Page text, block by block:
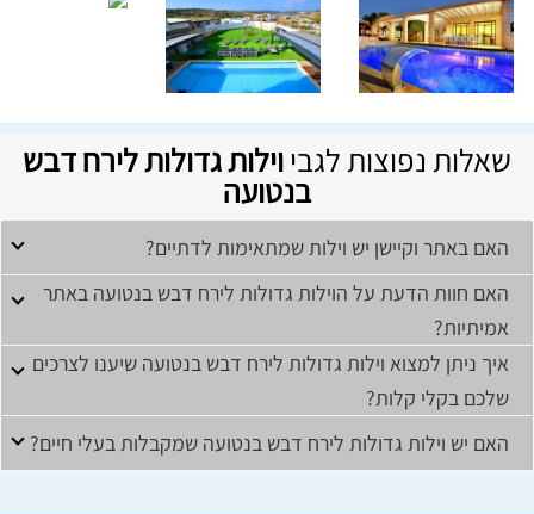
שאלות נפוצות לגביוילות גדולות לירח דבש
בנטועה
האם באתר וקיישן יש וילות שמתאימות לדתיים?
האם חוות הדעת על הוילות גדולות לירח דבש בנטועה באתר
אמיתיות?
איך ניתן למצוא וילות גדולות לירח דבש בנטועה שיענו לצרכים
שלכם בקלי קלות?
האם יש וילות גדולות לירח דבש בנטועה שמקבלות בעלי חיים?